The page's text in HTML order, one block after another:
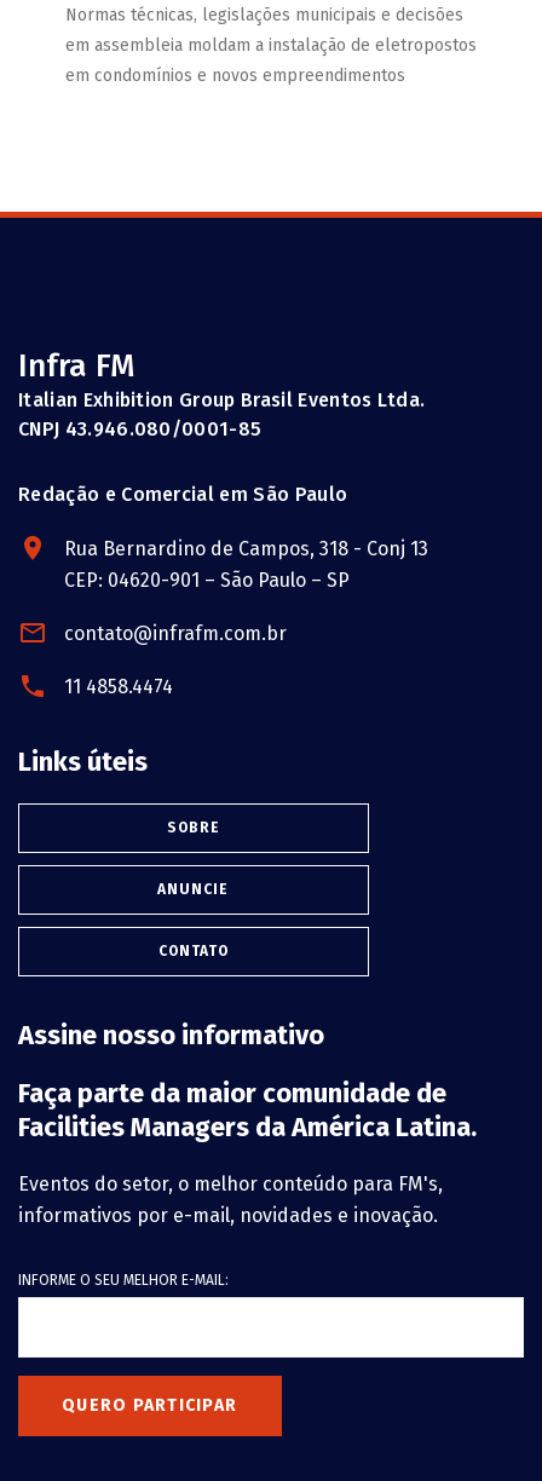
Normas técnicas, legislações municipais e decisões
em assembleia moldam a instalação de eletropostos
em condomínios e novos empreendimentos
Infra FM
Italian Exhibition Group Brasil Eventos Ltda.
CNPJ 43.946.080/0001-85
Redação e Comercial em São Paulo
Rua Bernardino de Campos, 318 - Conj 13
CEP: 04620-901 – São Paulo – SP
contato@infrafm.com.br
11 4858.4474
Links úteis
SOBRE
ANUNCIE
CONTATO
Assine nosso informativo
Faça parte da maior comunidade de
Facilities Managers da América Latina.
Eventos do setor, o melhor conteúdo para FM's,
informativos por e-mail, novidades e inovação.
INFORME O SEU MELHOR E-MAIL:
QUERO PARTICIPAR